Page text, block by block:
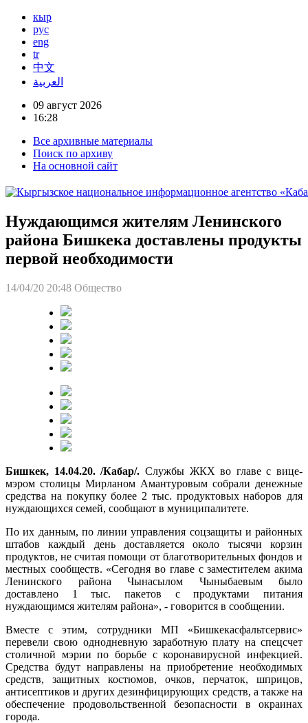
кыр
рус
eng
tr
中文
العربية
09 август 2026
16:28
Все архивные материалы
Поиск по архиву
На основной сайт
Нуждающимся жителям Ленинского
района Бишкека доставлены продукты
первой необходимости
14/04/20 20:48 Общество
Бишкек, 14.04.20. /Кабар/. Службы ЖКХ во главе с вице-
мэром столицы Мирланом Амантуровым собрали денежные
средства на покупку более 2 тыс. продуктовых наборов для
нуждающихся семей, сообщают в муниципалитете.
По их данным, по линии управления соцзащиты и районных
штабов каждый день доставляется около тысячи корзин
продуктов, не считая помощи от благотворительных фондов и
местных сообществ. «Сегодня во главе с заместителем акима
Ленинского района Чынасылом Чыныбаевым было
доставлено 1 тыс. пакетов с продуктами питания
нуждающимся жителям района», - говорится в сообщении.
Вместе с этим, сотрудники МП «Бишкекасфальтсервис»
перевели свою однодневную заработную плату на спецсчет
столичной мэрии по борьбе с коронавирусной инфекцией.
Средства будут направлены на приобретение необходимых
средств, защитных костюмов, очков, перчаток, шприцов,
антисептиков и других дезинфицирующих средств, а также на
обеспечение продовольственной безопасности в окраинах
города.